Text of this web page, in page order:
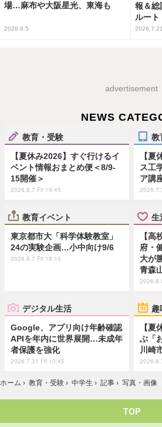
場…麻布や大阪星光、東海も
2026.8.5
報＆
ルート
2026.7.21
advertisement
NEWS
教育・受験
【夏休み2026】すぐ行けるイ
ベント情報おまとめ便＜8/9-
15開催＞
2026.8.7 Fri 19:45
教
【
ス工
ア講
教育イベント
東京都市大「科学体験教室」
24の実験企画…小中向け9/6
2026.8.7 Fri 18:15
生
【高
府・
大が
青森
デジタル生活
Google、アプリ向け年齢確認
APIを年内に世界展開…未成年
者保護を強化
2026.7.31 Fri 13:45
趣
【
ぶ「
川崎
ホーム › 教育・受験 › 中学生 › 記事 › 写真・画像
TOP